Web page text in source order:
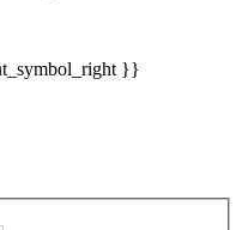
}}